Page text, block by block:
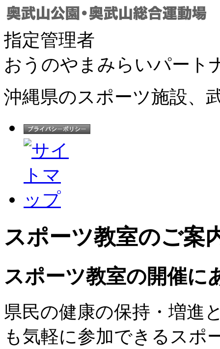
指定管理者
おうのやまみらいパート
沖縄県のスポーツ施設、
スポーツ教室のご案
スポーツ教室の開催に
県民の健康の保持・増進
も気軽に参加できるスポ